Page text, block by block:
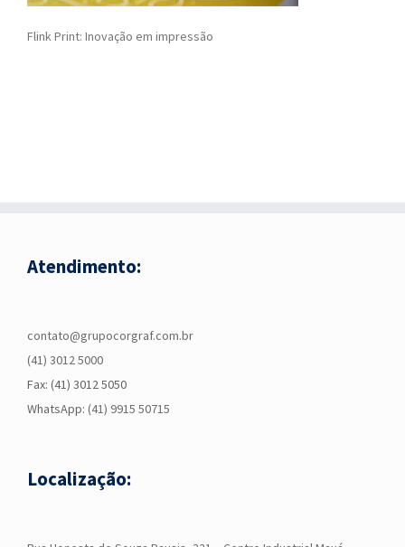
Flink Print: Inovação em impressão
Atendimento:
contato@grupocorgraf.com.br
(41) 3012 5000
Fax: (41) 3012 5050
WhatsApp: (41) 9915 50715
Localização: